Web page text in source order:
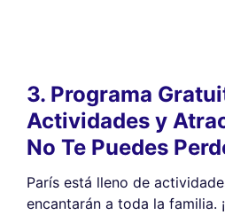
3. Programa
Actividades y
No Te Puedes
París está lleno de
encantarán a toda la familia.